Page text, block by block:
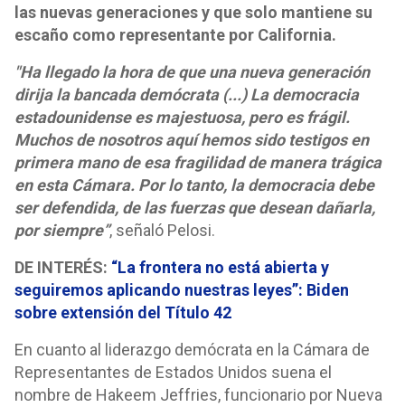
las nuevas generaciones y que solo mantiene su
escaño como representante por California.
"Ha llegado la hora de que una nueva generación
dirija la bancada demócrata (...) La democracia
estadounidense es majestuosa, pero es frágil.
Muchos de nosotros aquí hemos sido testigos en
primera mano de esa fragilidad de manera trágica
en esta Cámara. Por lo tanto, la democracia debe
ser defendida, de las fuerzas que desean dañarla,
por siempre”, señaló Pelosi.
DE INTERÉS: “La frontera no está abierta y
seguiremos aplicando nuestras leyes”: Biden
sobre extensión del Título 42
En cuanto al liderazgo demócrata en la Cámara de
Representantes de Estados Unidos suena el
nombre de Hakeem Jeffries, funcionario por Nueva